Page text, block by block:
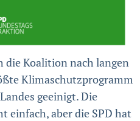
die Koalition nach langen
Klimaschutzprogramm
geeinigt. Die
einfach, aber die SPD hat